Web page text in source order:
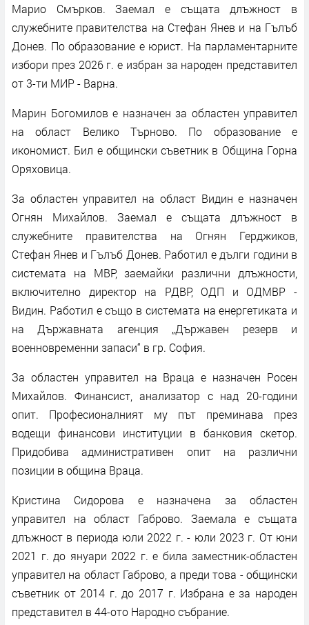
Марио Смърков. Заемал е същата длъжност в
служебните правителства на Стефан Янев и на Гълъб
Донев. По образование е юрист. На парламентарните
избори през 2026 г. е избран за народен представител
от 3-ти МИР - Варна.
Марин Богомилов е назначен за областен управител
на област Велико Търново. По образование е
икономист. Бил е общински съветник в Община Горна
Оряховица.
За областен управител на област Видин е назначен
Огнян Михайлов. Заемал е същата длъжност в
служебните правителства на Огнян Герджиков,
Стефан Янев и Гълъб Донев. Работил е дълги години в
системата на МВР, заемайки различни длъжности,
включително директор на РДВР, ОДП и ОДМВР -
Видин. Работил е също в системата на енергетиката и
на Държавната агенция „Държавен резерв и
военновременни запаси“ в гр. София.
За областен управител на Враца е назначен Росен
Михайлов. Финансист, анализатор с над 20-години
опит. Професионалният му път преминава през
водещи финансови институции в банковия скетор.
Придобива административен опит на различни
позиции в община Враца.
Кристина Сидорова е назначена за областен
управител на област Габрово. Заемала е същата
длъжност в периода юли 2022 г. - юли 2023 г. От юни
2021 г. до януари 2022 г. е била заместник-областен
управител на област Габрово, а преди това - общински
съветник от 2014 г. до 2017 г. Избрана е за народен
представител в 44-ото Народно събрание.